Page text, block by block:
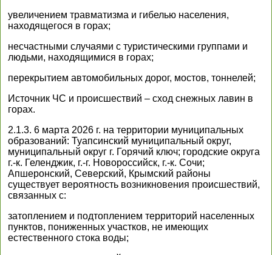
увеличением травматизма и гибелью населения,
находящегося в горах;
несчастными случаями с туристическими группами и
людьми, находящимися в горах;
перекрытием автомобильных дорог, мостов, тоннелей;
Источник ЧС и происшествий – сход снежных лавин в
горах.
2.1.3. 6 марта 2026 г. на территории муниципальных
образований: Туапсинский муниципальный округ,
муниципальный округ г. Горячий ключ; городские округа
г.-к. Геленджик, г.-г. Новороссийск, г.-к. Сочи;
Апшеронский, Северский, Крымский районы
существует вероятность возникновения происшествий,
связанных с:
затоплением и подтоплением территорий населенных
пунктов, пониженных участков, не имеющих
естественного стока воды;